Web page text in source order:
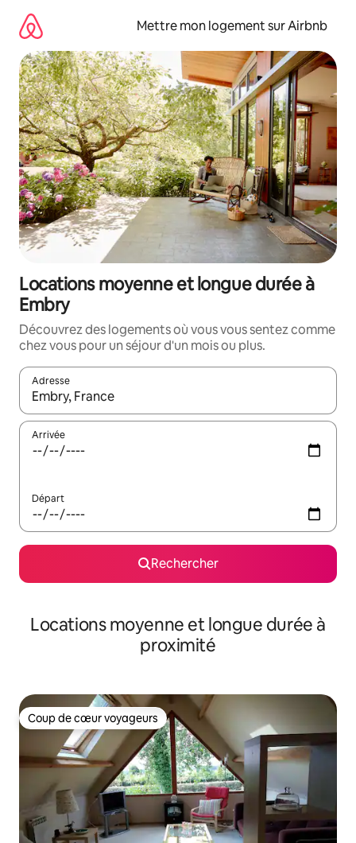
directement
contenu
Mettre mon logement sur Airbnb
Locations moyenne et longue durée à
Embry
Découvrez des logements où vous vous sentez comme
chez vous pour un séjour d'un mois ou plus.
Adresse
Lorsque les résultats s'affichent, utilisez les flèches vers le
Arrivée
Départ
Rechercher
Locations moyenne et longue durée à
proximité
Coup de cœur voyageurs
Coup de cœur voyageurs